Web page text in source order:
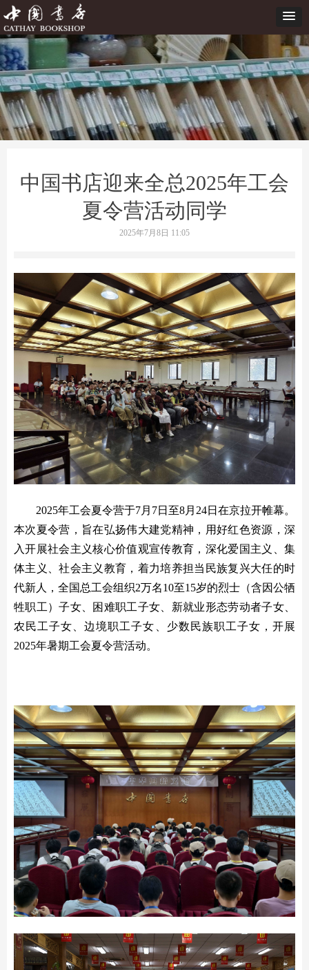
2025年工会夏令营于7月7日至8月24日在京拉开帷幕。
本次夏令营，旨在弘扬伟大建党精神，用好红色资源，深
入开展社会主义核心价值观宣传教育，深化爱国主义、集
体主义、社会主义教育，着力培养担当民族复兴大任的时
代新人，全国总工会组织2万名10至15岁的烈士（含因公牺
牲职工）子女、困难职工子女、新就业形态劳动者子女、
农民工子女、边境职工子女、少数民族职工子女，开展
2025年暑期工会夏令营活动。
中国书店迎来全总2025年工会
夏令营活动同学
2025年7月8日 11:05